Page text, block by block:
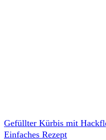
Gefüllter Kürbis mit
Einfaches Rezept